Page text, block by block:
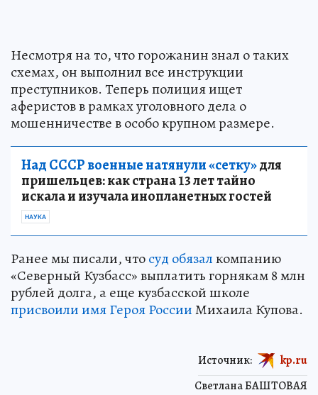
Несмотря на то, что горожанин знал о таких
схемах, он выполнил все инструкции
преступников. Теперь полиция ищет
аферистов в рамках уголовного дела о
мошенничестве в особо крупном размере.
Над СССР военные натянули «сетку»для
пришельцев: как страна 13 лет тайно
искала и изучала инопланетных гостей
НАУКА
Ранее мы писали, чтосуд обязалкомпанию
«Северный Кузбасс» выплатить горнякам 8 млн
рублей долга, а еще кузбасской школе
присвоили имя Героя РоссииМихаила Купова.
Светлана БАШТОВАЯ
Источник: kp.ru